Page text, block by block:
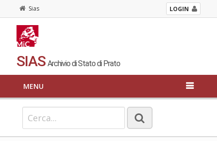
Sias LOGIN
SIAS Archivio di Stato di Prato
MENU